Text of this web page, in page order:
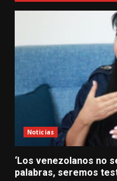
Noticias
‘Los venezolanos no
palabras, seremos